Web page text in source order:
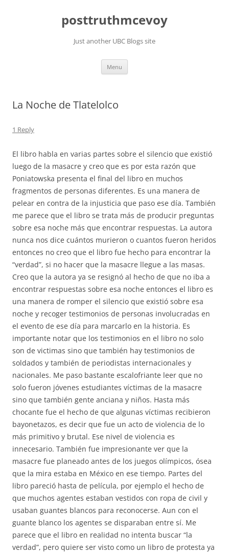
posttruthmcevoy
Just another UBC Blogs site
Menu
La Noche de Tlatelolco
1 Reply
El libro habla en varias partes sobre el silencio que existió
luego de la masacre y creo que es por esta razón que
Poniatowska presenta el final del libro en muchos
fragmentos de personas diferentes. Es una manera de
pelear en contra de la injusticia que paso ese día. También
me parece que el libro se trata más de producir preguntas
sobre esa noche más que encontrar respuestas. La autora
nunca nos dice cuántos murieron o cuantos fueron heridos
entonces no creo que el libro fue hecho para encontrar la
“verdad”, si no hacer que la masacre llegue a las masas.
Creo que la autora ya se resignó al hecho de que no iba a
encontrar respuestas sobre esa noche entonces el libro es
una manera de romper el silencio que existió sobre esa
noche y recoger testimonios de personas involucradas en
el evento de ese día para marcarlo en la historia. Es
importante notar que los testimonios en el libro no solo
son de victimas sino que también hay testimonios de
soldados y también de periodistas internacionales y
nacionales. Me paso bastante escalofriante leer que no
solo fueron jóvenes estudiantes víctimas de la masacre
sino que también gente anciana y niños. Hasta más
chocante fue el hecho de que algunas víctimas recibieron
bayonetazos, es decir que fue un acto de violencia de lo
más primitivo y brutal. Ese nivel de violencia es
innecesario. También fue impresionante ver que la
masacre fue planeado antes de los juegos olímpicos, ósea
que la mira estaba en México en ese tiempo. Partes del
libro pareció hasta de película, por ejemplo el hecho de
que muchos agentes estaban vestidos con ropa de civil y
usaban guantes blancos para reconocerse. Aun con el
guante blanco los agentes se disparaban entre sí. Me
parece que el libro en realidad no intenta buscar “la
verdad”, pero quiere ser visto como un libro de protesta ya